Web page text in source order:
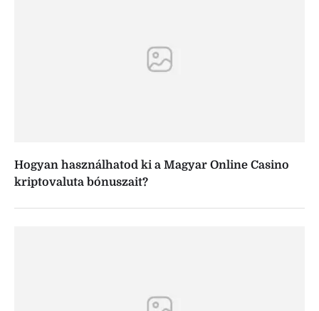
Hogyan használhatod ki a Magyar Online Casino
kriptovaluta bónuszait?